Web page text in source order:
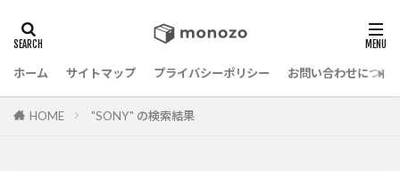
ホーム サイトマップ プライバシーポリシー お問い合わせについ
HOME "SONY" の検索結果